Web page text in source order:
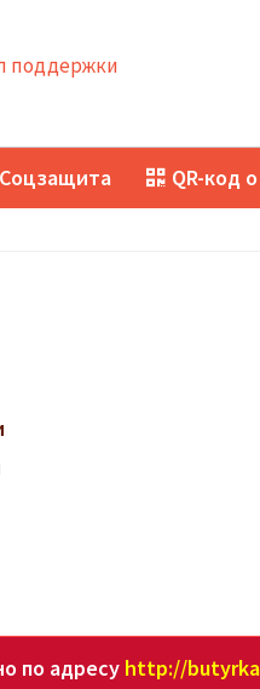
поддержки
Соцзащита QR-код
по адресу http://